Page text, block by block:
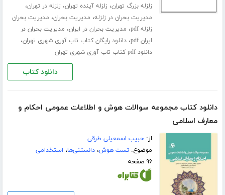
زلزله بزرگ تهران، زلزله آینده تهران، زلزله در تهران،
مدیریت بحران در زلزله، مدیریت بحران، مدیریت بحران
زلزله pdf
، مدیریت بحران در ایران، مدیریت بحران در
ایران pdf
،دانلود رایگان کتاب تاب آوری شهری تهران،
دانلود pdf کتاب تاب آوری شهری تهران
دانلود کتاب
دانلود کتاب مجموعه سوالات هوش و اطلاعات عمومی احکام و
معارف اسلامی
از:حبیب اسمعیلی طرقی
موضوع:تست هوش،دانستنی‌ها، استخدامی
۹۶ صفحه